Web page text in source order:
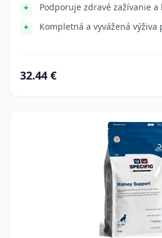
Podporuje zdravé zažívanie a
Kompletná a vyvážená výživa
32.44 €